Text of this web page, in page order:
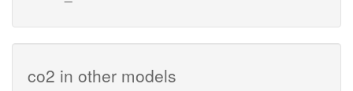
co2 in other models